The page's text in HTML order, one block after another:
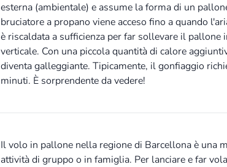
esterna (ambientale) e assume la forma di un
bruciatore a propano viene acceso fino a quando
è riscaldata a sufficienza per far sollevare il pallone
verticale. Con una piccola quantità di calore
diventa galleggiante. Tipicamente, il gonfiaggio
minuti. È sorprendente da vedere!
Il volo in pallone nella regione di Barcellona è una
attività di gruppo o in famiglia. Per lanciare e far